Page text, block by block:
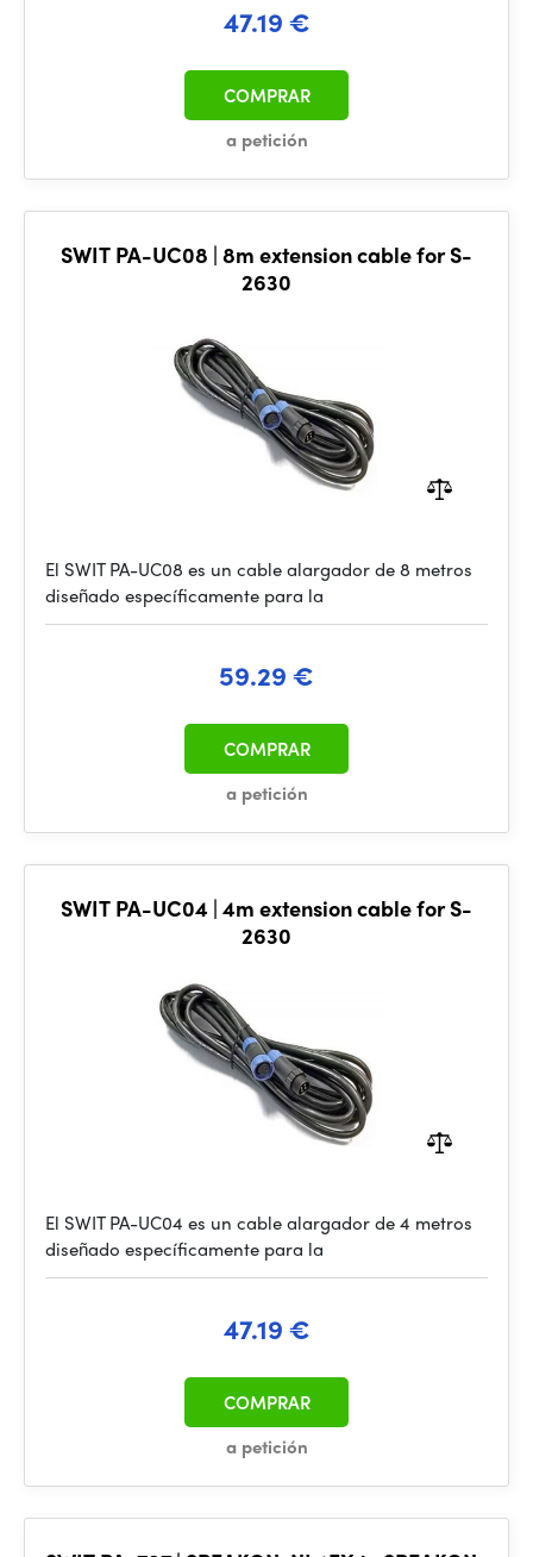
47.19 €
a petición
COMPRAR
SWIT PA-UC08 | 8m extension cable for S-
2630
El SWIT PA-UC08 es un cable alargador de 8 metros
diseñado específicamente para la
59.29 €
a petición
COMPRAR
SWIT PA-UC04 | 4m extension cable for S-
2630
El SWIT PA-UC04 es un cable alargador de 4 metros
diseñado específicamente para la
47.19 €
a petición
COMPRAR